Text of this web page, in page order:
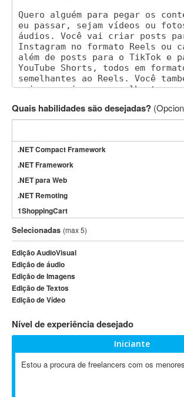
Quais habilidades são desejadas?
.NET Compact Framework
.NET Framework
.NET para Web
.NET Remoting
1ShoppingCart
3DS Max
3GSM
4D Dimension
802.11
A&P
A-GPS
A2Billing
AAUS Scientific Diver
ABAP
Selecionadas (max 5)
Edição AudioVisual
Edição de áudio
Edição de Imagens
Edição de Textos
Edição de Vídeo
Nível de experiência desejado
Iniciante
Estou a procura de freelancers com os